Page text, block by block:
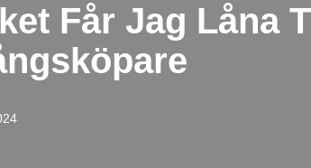
Får Jag Låna